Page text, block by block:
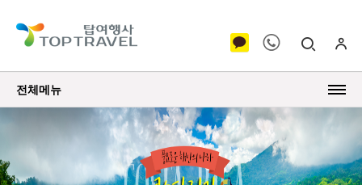
전체메뉴